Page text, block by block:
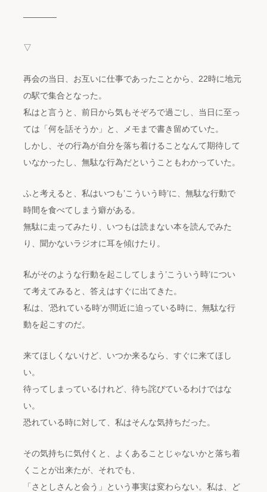
————
▽
再会の当日、お互いに仕事であったことから、22時に地元
の駅で集合となった。
私はと言うと、前日から気もそぞろで過ごし、当日に至っ
ては「何を話そうか」と、メモまで書き留めていた。
しかし、その行為が自分を落ち着けることなんて期待して
いなかったし、無駄な行為だということもわかっていた。
ふと考えると、私はいつも’こういう時’に、無駄な行動で
時間を食べてしまう癖がある。
無駄に走ってみたり、いつもは読まない本を読んでみた
り、聞かないラジオに耳を傾けたり。
私がそのような行動を起こしてしまう’こういう時’につい
て考えてみると、答えはすぐに出てきた。
私は、’恐れている時’が間近に迫っている時に、無駄な行
動を起こすのだ。
来てほしくないけど、いつか来るなら、すぐに来てほし
い。
待ってしまっているけれど、待ち詫びているわけではな
い。
恐れている時に対して、私はそんな気持ちだった。
その気持ちに気付くと、よくあることじゃないかと落ち着
くことが出来たが、それでも、
「さとしさんと会う」という事実は変わらない。私は、ど